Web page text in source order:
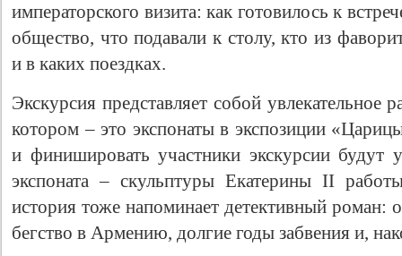
императорского визита: как готовилось к
общество, что подавали к столу, кто из
и в каких поездках.
Экскурсия представляет собой увлекательное
котором – это экспонаты в экспозиции
и финишировать участники экскурсии будут
экспоната – скульптуры Екатерины II
история тоже напоминает детективный роман:
бегство в Армению, долгие годы забвения и,